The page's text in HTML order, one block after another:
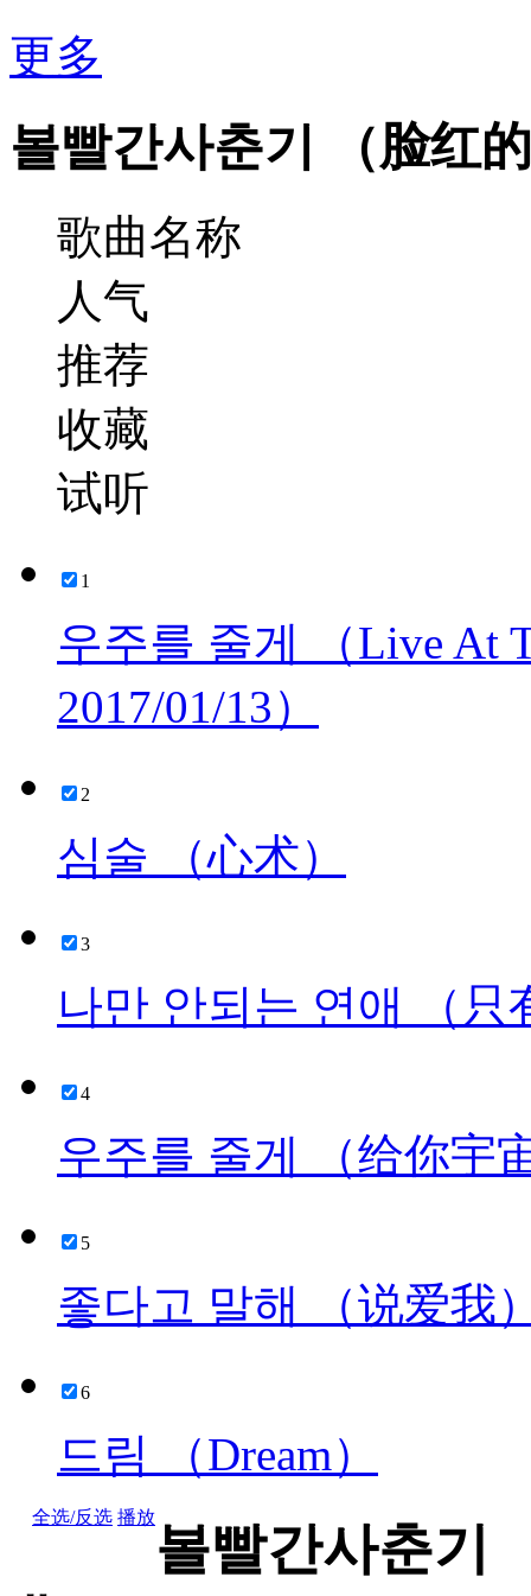
更多
볼빨간사춘기 （脸红
歌曲名称
人气
推荐
收藏
试听
1
우주를 줄게 （Live At
2017/01/13）
2
심술 （心术）
3
나만 안되는 연애 （只
4
우주를 줄게 （给你宇
5
좋다고 말해 （说爱我
6
드림 （Dream）
全选/反选 播放
볼빨간사춘기